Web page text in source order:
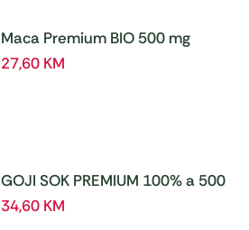
Maca Premium BIO 500 mg
tablete, a180 tbl – Hanoju
27,60 KM
GOJI SOK PREMIUM 100% a 500
ml
34,60 KM